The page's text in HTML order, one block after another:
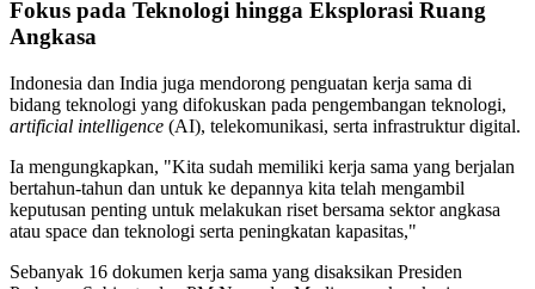
Fokus pada Teknologi hingga Eksplorasi Ruang
Angkasa
Indonesia dan India juga mendorong penguatan kerja sama di
bidang teknologi yang difokuskan pada pengembangan teknologi,
artificial intelligence (AI), telekomunikasi, serta infrastruktur digital.
Ia mengungkapkan, "Kita sudah memiliki kerja sama yang berjalan
bertahun-tahun dan untuk ke depannya kita telah mengambil
keputusan penting untuk melakukan riset bersama sektor angkasa
atau space dan teknologi serta peningkatan kapasitas,"
Sebanyak 16 dokumen kerja sama yang disaksikan Presiden